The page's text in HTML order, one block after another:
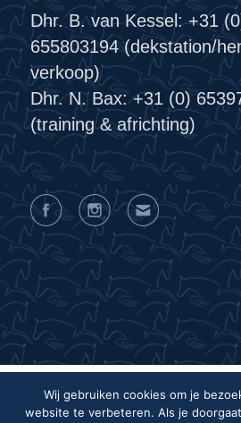
Dhr. B. van Kessel: +31
655803194 (dekstation/
verkoop)
Dhr. N. Bax: +31 (0)
(training & africhting)
Privacyverklaring Algemene
Wij gebruiken cookies om je
website te verbeteren. Als je